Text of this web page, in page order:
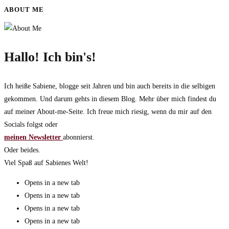
ABOUT ME
Hallo! Ich bin's!
Ich heiße Sabiene, blogge seit Jahren und bin auch bereits in die selbigen
gekommen. Und darum gehts in diesem Blog. Mehr über mich findest du
auf meiner About-me-Seite. Ich freue mich riesig, wenn du mir auf den
Socials folgst oder
meinen Newsletter abonnierst.
Oder beides.
Viel Spaß auf Sabienes Welt!
Opens in a new tab
Opens in a new tab
Opens in a new tab
Opens in a new tab